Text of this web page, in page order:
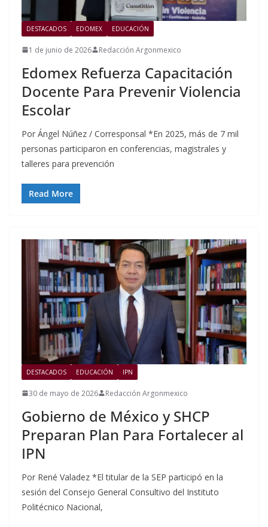
DESTACADOS EDOMEX EDUCACIÓN
1 de junio de 2026 Redacción Argonmexico
Edomex Refuerza Capacitación
Docente Para Prevenir Violencia
Escolar
Por Ángel Núñez / Corresponsal *En 2025, más de 7 mil
personas participaron en conferencias, magistrales y
talleres para prevención
Read More
DESTACADOS EDUCACIÓN IPN
30 de mayo de 2026 Redacción Argonmexico
Gobierno de México y SHCP
Preparan Plan Para Fortalecer al
IPN
Por René Valadez *El titular de la SEP participó en la
sesión del Consejo General Consultivo del Instituto
Politécnico Nacional,